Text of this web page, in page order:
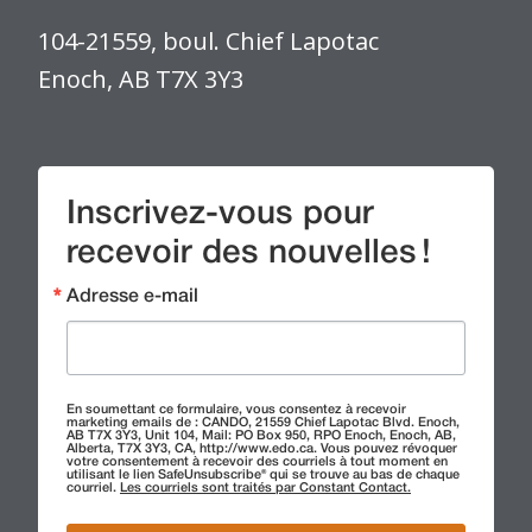
104-21559, boul. Chief Lapotac
Enoch, AB T7X 3Y3
Inscrivez-vous pour
recevoir des nouvelles !
Adresse e-mail
En soumettant ce formulaire, vous consentez à recevoir
marketing emails de : CANDO, 21559 Chief Lapotac Blvd. Enoch,
AB T7X 3Y3, Unit 104, Mail: PO Box 950, RPO Enoch, Enoch, AB,
Alberta, T7X 3Y3, CA, http://www.edo.ca. Vous pouvez révoquer
votre consentement à recevoir des courriels à tout moment en
utilisant le lien SafeUnsubscribe® qui se trouve au bas de chaque
courriel. Les courriels sont traités par Constant Contact.